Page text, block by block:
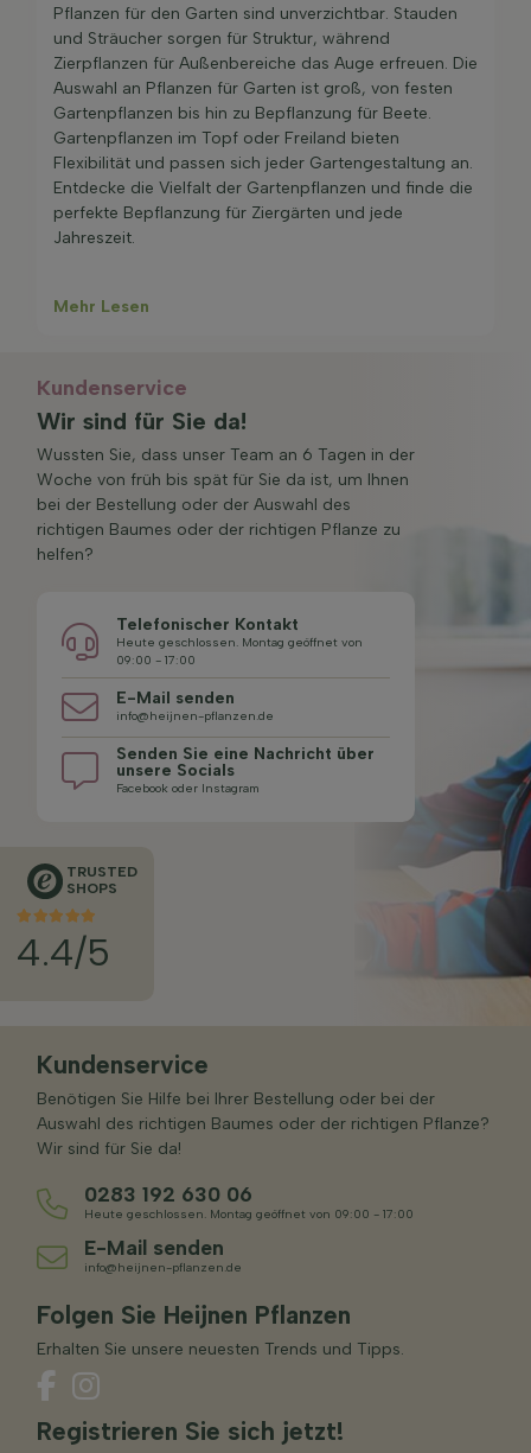
Pflanzen für den Garten sind unverzichtbar. Stauden
und Sträucher sorgen für Struktur, während
Zierpflanzen für Außenbereiche das Auge erfreuen. Die
Auswahl an Pflanzen für Garten ist groß, von festen
Gartenpflanzen bis hin zu Bepflanzung für Beete.
Gartenpflanzen im Topf oder Freiland bieten
Flexibilität und passen sich jeder Gartengestaltung an.
Entdecke die Vielfalt der Gartenpflanzen und finde die
perfekte Bepflanzung für Ziergärten und jede
Jahreszeit.
Mehr Lesen
Kundenservice
Wir sind für Sie da!
Wussten Sie, dass unser Team an 6 Tagen in der
Woche von früh bis spät für Sie da ist, um Ihnen
bei der Bestellung oder der Auswahl des
richtigen Baumes oder der richtigen Pflanze zu
helfen?
Telefonischer Kontakt
Heute geschlossen. Montag geöffnet von
09:00 - 17:00
E-Mail senden
info@heijnen-pflanzen.de
Senden Sie eine Nachricht über
unsere Socials
Facebook oder Instagram
TRUSTED
SHOPS
4.4/5
Kundenservice
Benötigen Sie Hilfe bei Ihrer Bestellung oder bei der
Auswahl des richtigen Baumes oder der richtigen Pflanze?
Wir sind für Sie da!
0283 192 630 06
Heute geschlossen. Montag geöffnet von 09:00 - 17:00
E-Mail senden
info@heijnen-pflanzen.de
Folgen Sie Heijnen Pflanzen
Erhalten Sie unsere neuesten Trends und Tipps.
Registrieren Sie sich jetzt!